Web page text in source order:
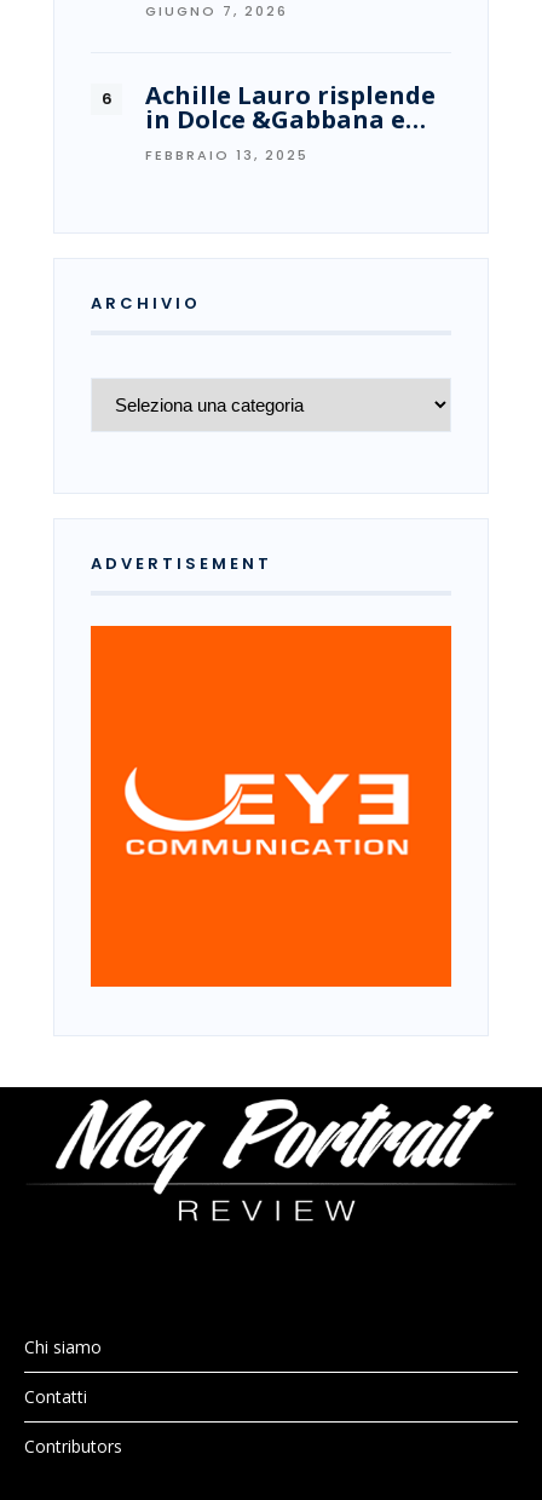
GIUGNO 7, 2026
Achille Lauro risplende
in Dolce &Gabbana e…
FEBBRAIO 13, 2025
ARCHIVIO
Archivio
ADVERTISEMENT
Chi siamo
Contatti
Contributors